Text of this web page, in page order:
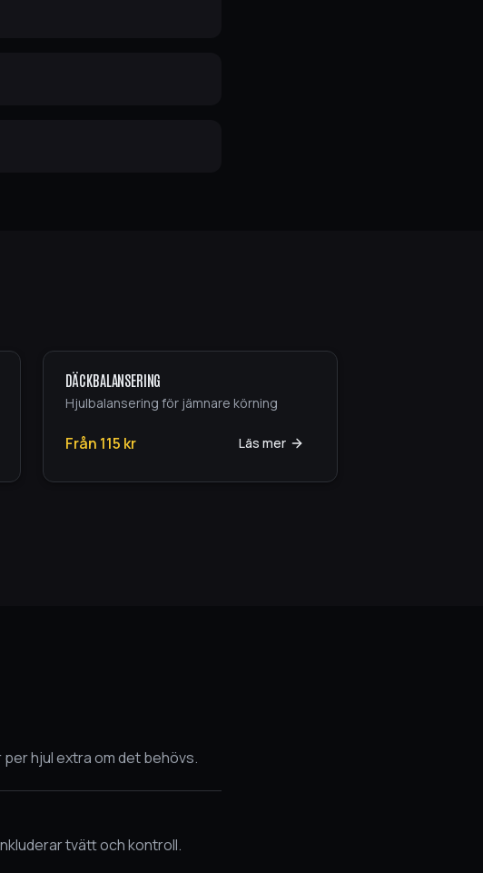
DÄCKBALANSERING
Hjulbalansering för jämnare körning
Från 115 kr Läs mer
hjul extra om det behövs.
tvätt och kontroll.